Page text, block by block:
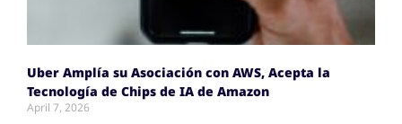
Uber Amplía su Asociación con AWS, Acepta la
Tecnología de Chips de IA de Amazon
April 7, 2026